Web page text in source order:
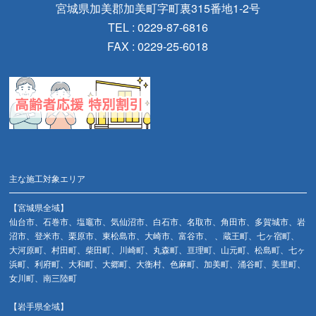
宮城県加美郡加美町字町裏315番地1-2号
TEL : 0229-87-6816
FAX : 0229-25-6018
主な施工対象エリア
【宮城県全域】
仙台市、石巻市、塩竈市、気仙沼市、白石市、名取市、角田市、多賀城市、岩
沼市、登米市、栗原市、東松島市、大崎市、富谷市、 、蔵王町、七ヶ宿町、
大河原町、村田町、柴田町、川崎町、丸森町、亘理町、山元町、松島町、七ヶ
浜町、利府町、大和町、大郷町、大衡村、色麻町、加美町、涌谷町、美里町、
女川町、南三陸町
【岩手県全域】